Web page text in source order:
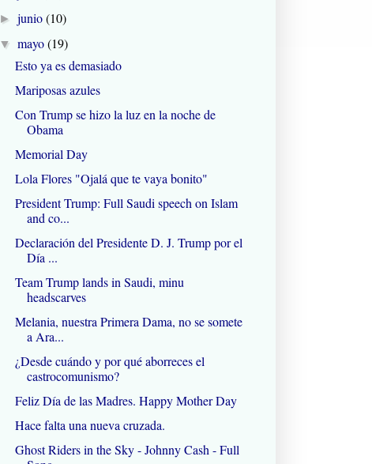
►junio(10)
▼mayo(19)
Esto ya es demasiado
Mariposas azules
Con Trump se hizo la luz en la noche de
Obama
Memorial Day
Lola Flores "Ojalá que te vaya bonito"
President Trump: Full Saudi speech on Islam
and co...
Declaración del Presidente D. J. Trump por el
Día ...
Team Trump lands in Saudi, minu
headscarves
Melania, nuestra Primera Dama, no se somete
a Ara...
¿Desde cuándo y por qué aborreces el
castrocomunismo?
Feliz Día de las Madres. Happy Mother Day
Hace falta una nueva cruzada.
Ghost Riders in the Sky - Johnny Cash - Full